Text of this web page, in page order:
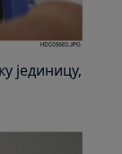
јединицу,